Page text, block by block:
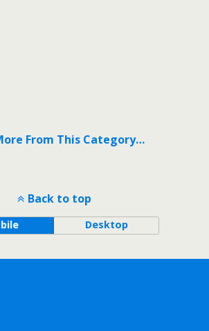
From This Category…
Back to top
Desktop